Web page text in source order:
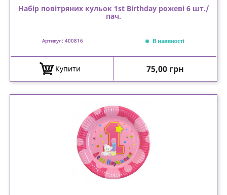
Набір повітряних кульок 1st Birthday рожеві 6 шт./
пач.
Артикул: 400816 В наявності
Купити Ціна
75,00 грн